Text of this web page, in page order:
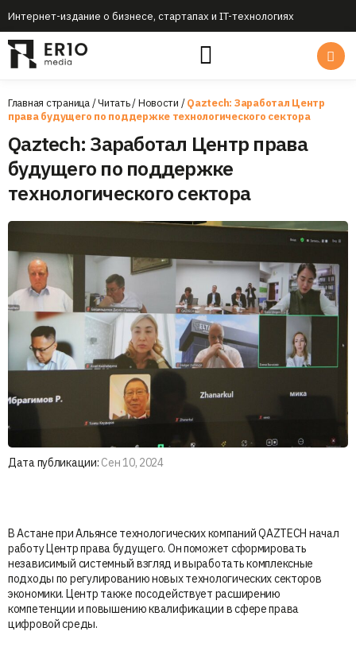
Интернет-издание о бизнесе, стартапах и IT-технологиях
Главная страница/Читать/Новости /Qaztech: Заработал Центр
права будущего по поддержке технологического сектора
Qaztech: Заработал Центр права
будущего по поддержке
технологического сектора
Дата публикации: Сен 10, 2024
В Астане при Альянсе технологических компаний QAZTECH начал
работу Центр права будущего. Он поможет сформировать
независимый системный взгляд и выработать комплексные
подходы по регулированию новых технологических секторов
экономики. Центр также посодействует расширению
компетенции и повышению квалификации в сфере права
цифровой среды.